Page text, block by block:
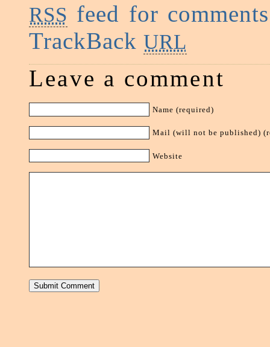
RSS feed for
TrackBack URL
Leave a comment
Name (required)
Mail (will not be published)
Website